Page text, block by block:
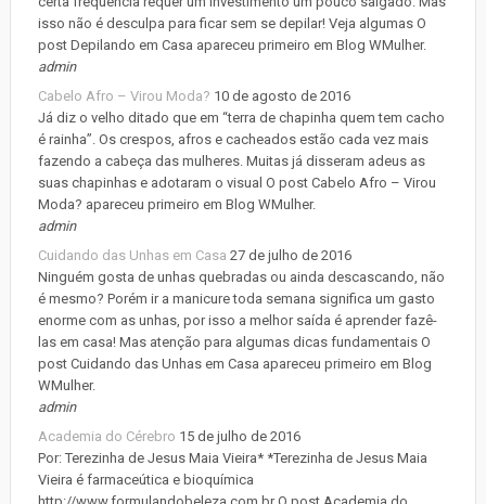
isso não é desculpa para ficar sem se depilar! Veja algumas O
post Depilando em Casa apareceu primeiro em Blog WMulher.
admin
Cabelo Afro – Virou Moda? 10 de agosto de 2016
Já diz o velho ditado que em “terra de chapinha quem tem cacho
é rainha”. Os crespos, afros e cacheados estão cada vez mais
fazendo a cabeça das mulheres. Muitas já disseram adeus as
suas chapinhas e adotaram o visual O post Cabelo Afro – Virou
Moda? apareceu primeiro em Blog WMulher.
admin
Cuidando das Unhas em Casa 27 de julho de 2016
Ninguém gosta de unhas quebradas ou ainda descascando, não
é mesmo? Porém ir a manicure toda semana significa um gasto
enorme com as unhas, por isso a melhor saída é aprender fazê-
las em casa! Mas atenção para algumas dicas fundamentais O
post Cuidando das Unhas em Casa apareceu primeiro em Blog
WMulher.
admin
Academia do Cérebro 15 de julho de 2016
Por: Terezinha de Jesus Maia Vieira* *Terezinha de Jesus Maia
Vieira é farmaceútica e bioquímica